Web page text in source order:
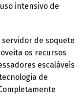
intensivo de
servidor de soquete
os recursos
escaláveis
de